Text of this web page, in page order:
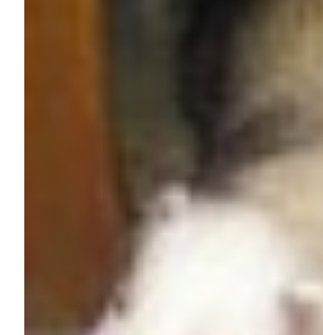
VÝROČNÍ ZPRÁVY